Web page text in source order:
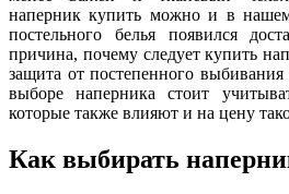
наперник купить можно и в нашем
постельного белья появился
причина, почему следует купить
защита от постепенного
выборе наперника стоит
которые также влияют и на цену
Как выбирать